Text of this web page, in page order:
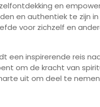
en
en authentiek te zijn in
voor zichzelf en
een inspirerende reis
om de kracht van
uit om deel te